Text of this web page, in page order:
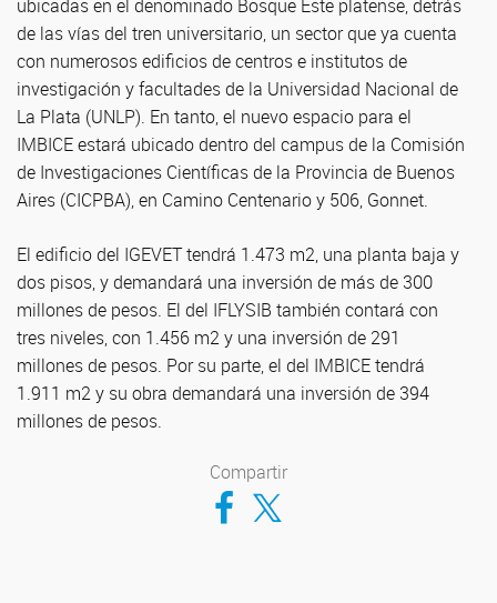
ubicadas en el denominado Bosque Este platense, detrás
de las vías del tren universitario, un sector que ya cuenta
con numerosos edificios de centros e institutos de
investigación y facultades de la Universidad Nacional de
La Plata (UNLP). En tanto, el nuevo espacio para el
IMBICE estará ubicado dentro del campus de la Comisión
de Investigaciones Científicas de la Provincia de Buenos
Aires (CICPBA), en Camino Centenario y 506, Gonnet.
El edificio del IGEVET tendrá 1.473 m2, una planta baja y
dos pisos, y demandará una inversión de más de 300
millones de pesos. El del IFLYSIB también contará con
tres niveles, con 1.456 m2 y una inversión de 291
millones de pesos. Por su parte, el del IMBICE tendrá
1.911 m2 y su obra demandará una inversión de 394
millones de pesos.
Compartir
Compartir en Facebook
Compartir en Twitter